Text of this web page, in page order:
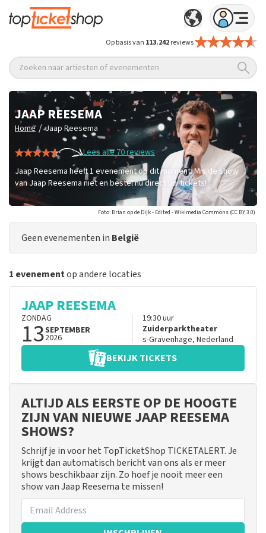
Op basis van 113.242reviews
Zoeken naar artiesten of evenementen
JAAP REESEMA
Home / Jaap Reesema
Lees alle 70 reviews
Jaap Reesema heeft 1 evenement op dit moment. Mis de show
van Jaap Reesema niet en bestel nu direct uw tickets!
Foto: Brian op de Dijk - Edited - Wikimedia Commons (CC BY 3.0)
Geen evenementen in België
1 evenementop andere locaties
JAAP REESEMA
ZONDAG
13SEPTEMBER
2026
19:30uur
Zuiderparktheater
s-Gravenhage, Nederland
BEKIJK TICKETS
ALTIJD ALS EERSTE OP DE HOOGTE
ZIJN VAN NIEUWE JAAP REESEMA
SHOWS?
Schrijf je in voor het TopTicketShop TICKETALERT. Je
krijgt dan automatisch bericht van ons als er meer
shows beschikbaar zijn. Zo hoef je nooit meer een
show van Jaap Reesema te missen!